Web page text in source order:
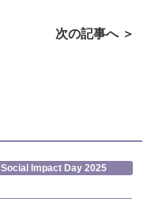
次の記事へ ＞
Social Impact Day 2025